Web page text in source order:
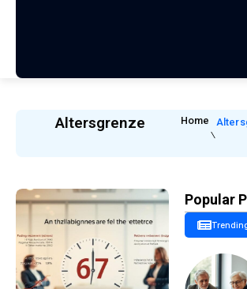
Altersgrenze Home
Popular